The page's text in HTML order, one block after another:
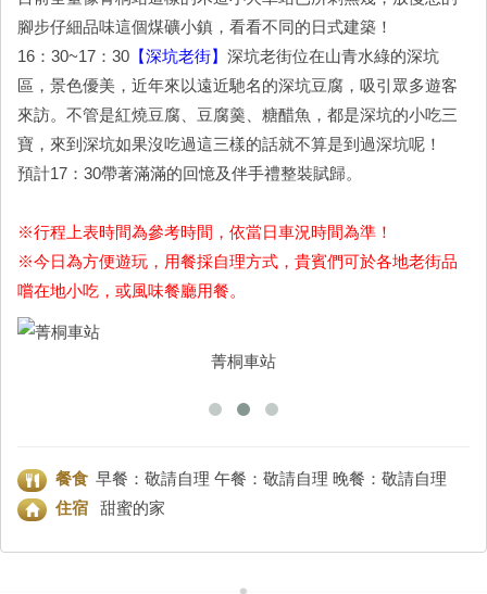
腳步仔細品味這個煤礦小鎮，看看不同的日式建築！
16：30~17：30 【深坑老街】 深坑老街位在山青水綠的深坑
區，景色優美，近年來以遠近馳名的深坑豆腐，吸引眾多遊客
來訪。不管是紅燒豆腐、豆腐羹、糖醋魚，都是深坑的小吃三
寶，來到深坑如果沒吃過這三樣的話就不算是到過深坑呢！
預計17：30帶著滿滿的回憶及伴手禮整裝賦歸。
※行程上表時間為參考時間，依當日車況時間為準！
※今日為方便遊玩，用餐採自理方式，貴賓們可於各地老街品
嚐在地小吃，或風味餐廳用餐。
菁桐車站
餐食 早餐：敬請自理 午餐：敬請自理 晚餐：敬請自理
住宿
甜蜜的家